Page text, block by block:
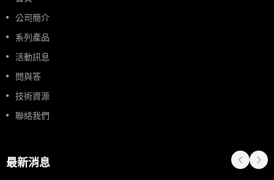
公司簡介
系列產品
活動訊息
問與答
技術資源
聯絡我們
最新消息